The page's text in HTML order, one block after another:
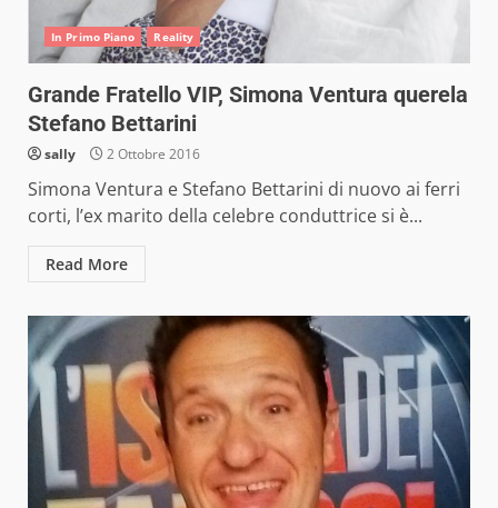
In Primo Piano Reality
Grande Fratello VIP, Simona Ventura querela
Stefano Bettarini
sally 2 Ottobre 2016
Simona Ventura e Stefano Bettarini di nuovo ai ferri
corti, l’ex marito della celebre conduttrice si è...
Read More